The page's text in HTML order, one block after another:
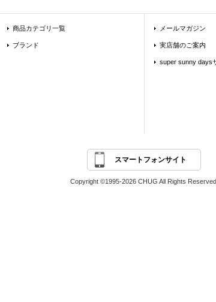
商品カテゴリ一覧
ブランド
メールマガジン
実店舗のご案内
super sunny days
スマートフォンサイト
Copyright ©1995-2026 CHUG All Rights Reserved.